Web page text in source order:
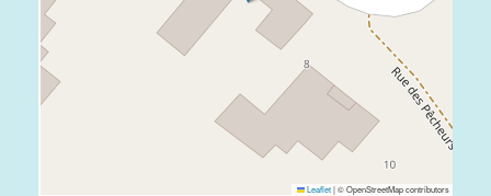
Leaflet|© OpenStreetMap contributors